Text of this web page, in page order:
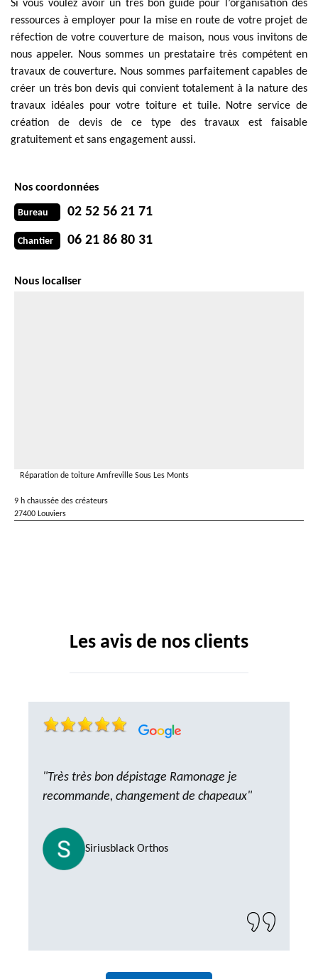
Si vous voulez avoir un très bon guide pour l’organisation des
ressources à employer pour la mise en route de votre projet de
réfection de votre couverture de maison, nous vous invitons de
nous appeler. Nous sommes un prestataire très compétent en
travaux de couverture. Nous sommes parfaitement capables de
créer un très bon devis qui convient totalement à la nature des
travaux idéales pour votre toiture et tuile. Notre service de
création de devis de ce type des travaux est faisable
gratuitement et sans engagement aussi.
Nos coordonnées
Bureau 02 52 56 21 71
Chantier 06 21 86 80 31
Nous localiser
Réparation de toiture Amfreville Sous Les Monts
9 h chaussée des créateurs
27400 Louviers
Les avis de nos clients
"Très très bon dépistage Ramonage je
recommande, changement de chapeaux"
Siriusblack Orthos